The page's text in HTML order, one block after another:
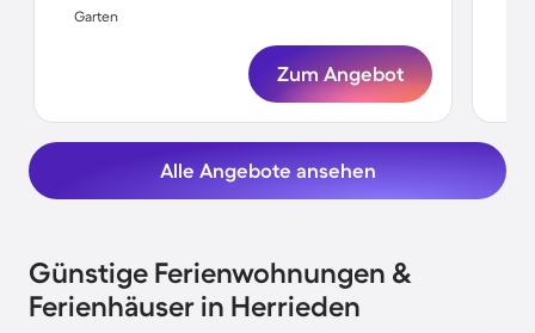
Garten
Zum Angebot
Alle Angebote ansehen
Günstige Ferienwohnungen &
Ferienhäuser in Herrieden